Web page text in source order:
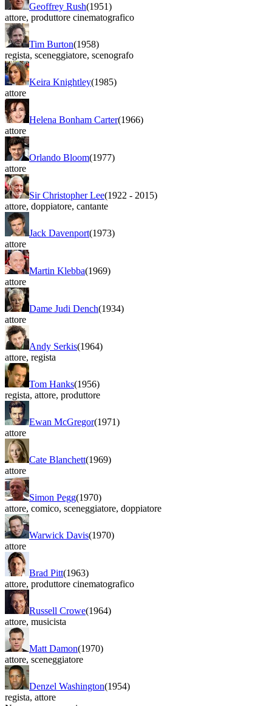
Geoffrey Rush(1951)
attore, produttore cinematografico
Tim Burton(1958)
regista, sceneggiatore, scenografo
Keira Knightley(1985)
attore
Helena Bonham Carter(1966)
attore
Orlando Bloom(1977)
attore
Sir Christopher Lee(1922 - 2015)
attore, doppiatore, cantante
Jack Davenport(1973)
attore
Martin Klebba(1969)
attore
Dame Judi Dench(1934)
attore
Andy Serkis(1964)
attore, regista
Tom Hanks(1956)
regista, attore, produttore
Ewan McGregor(1971)
attore
Cate Blanchett(1969)
attore
Simon Pegg(1970)
attore, comico, sceneggiatore, doppiatore
Warwick Davis(1970)
attore
Brad Pitt(1963)
attore, produttore cinematografico
Russell Crowe(1964)
attore, musicista
Matt Damon(1970)
attore, sceneggiatore
Denzel Washington(1954)
regista, attore